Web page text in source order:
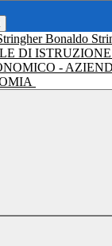
Bonaldo
DI ISTRUZIONE
-